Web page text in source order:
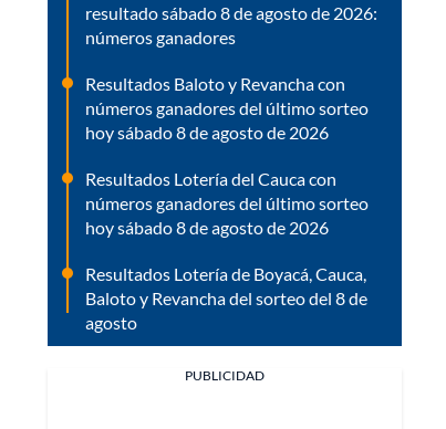
resultado sábado 8 de agosto de 2026:
números ganadores
Resultados Baloto y Revancha con
números ganadores del último sorteo
hoy sábado 8 de agosto de 2026
Resultados Lotería del Cauca con
números ganadores del último sorteo
hoy sábado 8 de agosto de 2026
Resultados Lotería de Boyacá, Cauca,
Baloto y Revancha del sorteo del 8 de
agosto
PUBLICIDAD